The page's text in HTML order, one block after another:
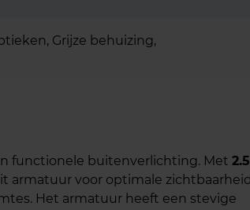
Grijze behuizing,
functionele buitenverlichting. Met
armatuur voor optimale
Het armatuur heeft een stevige